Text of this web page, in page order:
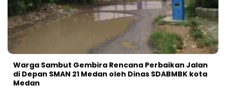
Warga Sambut Gembira Rencana Perbaikan Jalan
di Depan SMAN 21 Medan oleh Dinas SDABMBK kota
Medan